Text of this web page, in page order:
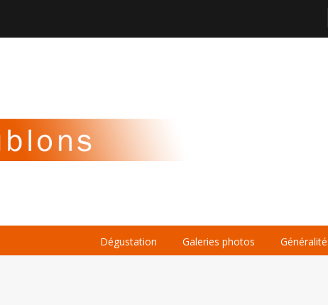
Dégustation Galeries photos